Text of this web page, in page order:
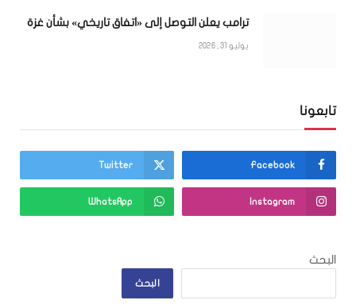
ترامب يعلن التوصل إلى «اتفاق تاريخي» بشأن غزة
يوليو 31, 2026
تابعونا
Facebook
Twitter
Instagram
WhatsApp
البحث
البحث